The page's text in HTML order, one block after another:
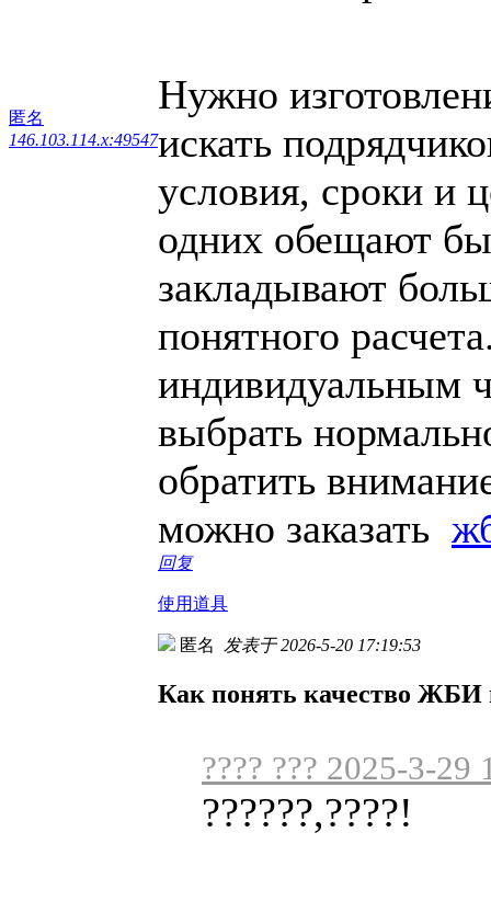
匿名
146.103.114.x:49547
Нужно
искать
условия, сроки и
одних обещают
закладывают
понятного
индивидуальным
выбрать
обратить
можно заказать
回复
使用道具
匿名 发表于 2026-5-20 17:19:53
Как понять качество ЖБИ
???? ??? 2025-3-29
??????,????!